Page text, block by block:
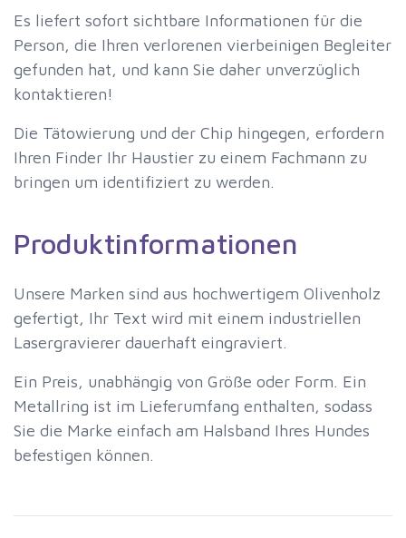
Es liefert sofort sichtbare Informationen für die
Person, die Ihren verlorenen vierbeinigen Begleiter
gefunden hat, und kann Sie daher unverzüglich
kontaktieren!
Die Tätowierung und der Chip hingegen, erfordern
Ihren Finder Ihr Haustier zu einem Fachmann zu
bringen um identifiziert zu werden.
Produktinformationen
Unsere Marken sind aus hochwertigem Olivenholz
gefertigt, Ihr Text wird mit einem industriellen
Lasergravierer dauerhaft eingraviert.
Ein Preis, unabhängig von Größe oder Form. Ein
Metallring ist im Lieferumfang enthalten, sodass
Sie die Marke einfach am Halsband Ihres Hundes
befestigen können.